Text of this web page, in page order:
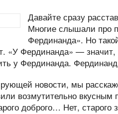
Давайте сразу
Многие слышали про
Фердинанда». Но
«У Фердинанда» — значит,
у Фердинанда.
новости, мы
возмутительно
доброго… Нет, старого